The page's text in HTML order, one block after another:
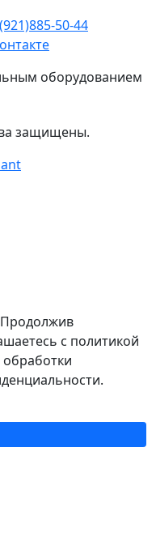
50-44
оборудованием
защищены.
с политикой